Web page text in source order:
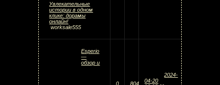
Увлекательные
истории в одном
клике: дорамы
онлайн!
worksale555
Esperio
—
обзор и
0 804
2024-
04-20